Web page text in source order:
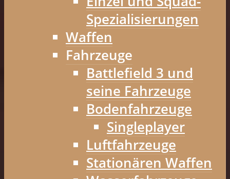
Spezialisierungen
Waffen
Fahrzeuge
Battlefield 3 und
seine Fahrzeuge
Bodenfahrzeuge
Singleplayer
Luftfahrzeuge
Stationären Waffen